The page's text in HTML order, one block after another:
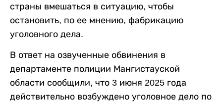
страны вмешаться в ситуацию, чтобы
остановить, по ее мнению, фабрикацию
уголовного дела.
В ответ на озвученные обвинения в
департаменте полиции Мангистауской
области сообщили, что 3 июня 2025 года
действительно возбуждено уголовное дело по